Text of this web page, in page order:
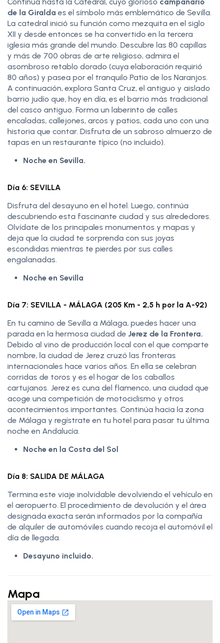
de la Giralda es el símbolo más emblemático de Sevilla.
La catedral inició su función como mezquita en el siglo
XII y desde entonces se ha convertido en la tercera
iglesia más grande del mundo. Descubre las 80 capillas
y más de 700 obras de arte religioso, admira el
asombroso retablo dorado (cuya elaboración requirió
80 años) y pasea por el tranquilo Patio de los Naranjos.
A continuación, explora Santa Cruz, el antiguo y aislado
barrio judío que, hoy en día, es el barrio más tradicional
del casco antiguo. Forma un laberinto de calles
encaladas, callejones, arcos y patios, cada uno con una
historia que contar. Disfruta de un sabroso almuerzo de
tapas en un restaurante típico (no incluido).
Noche en Sevilla.
Día 6: SEVILLA
Disfruta del desayuno en el hotel. Luego, continúa
descubriendo esta fascinante ciudad y sus alrededores.
Olvídate de los principales monumentos y mapas y
deja que la ciudad te sorprenda con sus joyas
escondidas mientras te pierdes por sus calles
engalanadas.
Noche en Sevilla
Día 7: SEVILLA - MÁLAGA (205 Km - 2,5 h por la A-92)
En tu camino de Sevilla a Málaga, puedes hacer una
parada en la hermosa ciudad de Jerez de la Frontera.
Debido al vino de producción local con el que comparte
nombre, la ciudad de Jerez cruzó las fronteras
internacionales hace varios años. En ella se celebran
corridas de toros y es el hogar de los caballos
cartujanos. Jerez es cuna del flamenco, una ciudad que
acoge una competición de motociclismo y otros
acontecimientos importantes. Continúa hacia la zona
de Málaga y regístrate en tu hotel para pasar tu última
noche en Andalucía.
Noche en la Costa del Sol
Día 8: SALIDA DE MÁLAGA
Termina este viaje inolvidable devolviendo el vehículo en
el aeropuerto. El procedimiento de devolución y el área
designada exacta serán informados por la compañía
de alquiler de automóviles cuando recoja el automóvil el
día de llegada.
Desayuno incluido.
Mapa